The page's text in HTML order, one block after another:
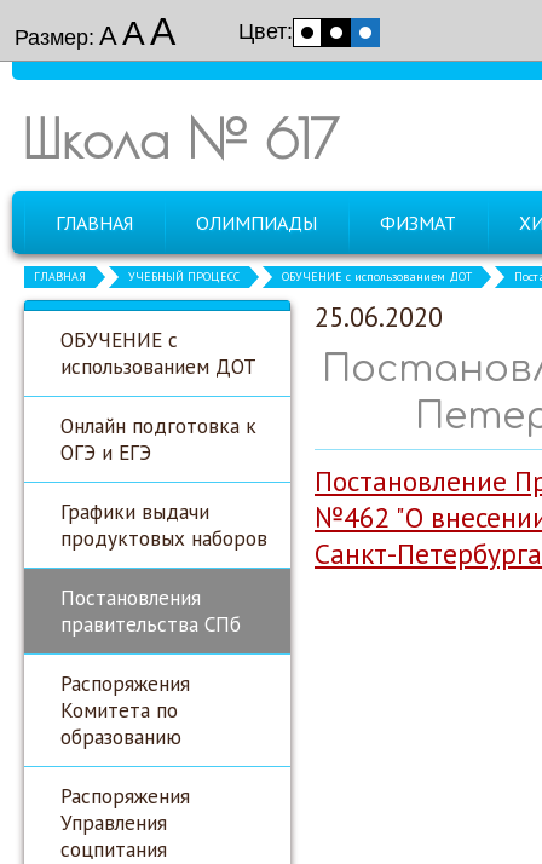
Размер: ААА Цвет:
Школа № 617
ГЛАВНАЯ ОЛИМПИАДЫ ФИЗМАТ
ГЛАВНАЯ УЧЕБНЫЙ ПРОЦЕСС ОБУЧЕНИЕ с использованием ДОТ
ОБУЧЕНИЕ с
использованием ДОТ
Онлайн подготовка к
ОГЭ и ЕГЭ
Графики выдачи
продуктовых наборов
Постановления
правительства СПб
Распоряжения
Комитета по
образованию
Распоряжения
Управления
соцпитания
25.06.2020
Постановление
№462 "О
Санкт-